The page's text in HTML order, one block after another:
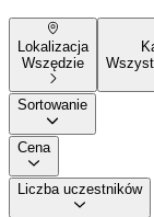
Lokalizacja
Wszędzie
Sortowanie
Cena
Liczba uczestników